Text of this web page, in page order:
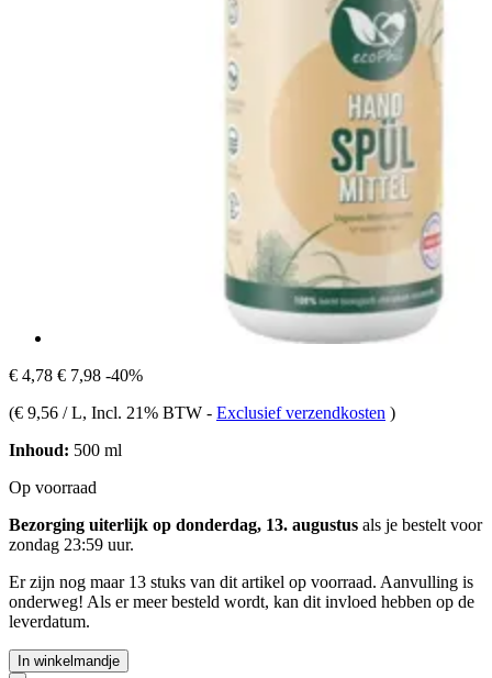
€ 4,78 € 7,98 -40%
(€ 9,56 / L, Incl. 21% BTW - Exclusief verzendkosten )
Inhoud: 500 ml
Op voorraad
Bezorging uiterlijk op donderdag, 13. augustus als je bestelt voor
zondag 23:59 uur.
Er zijn nog maar 13 stuks van dit artikel op voorraad. Aanvulling is
onderweg! Als er meer besteld wordt, kan dit invloed hebben op de
leverdatum.
In winkelmandje